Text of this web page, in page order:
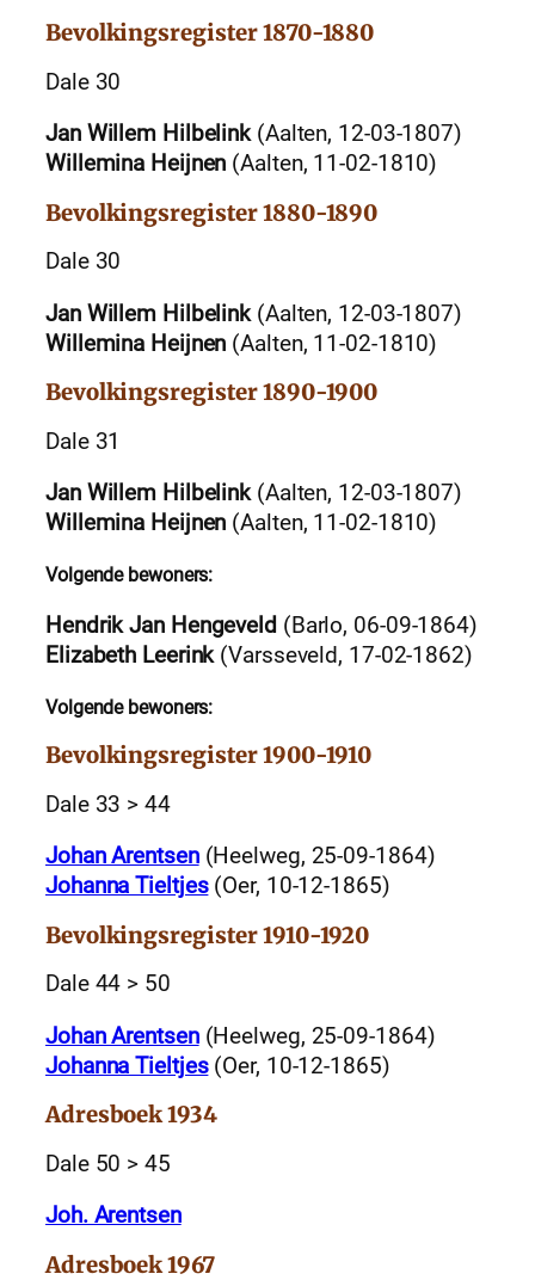
Bevolkingsregister 1870-1880
Dale 30
Jan Willem Hilbelink(Aalten, 12-03-1807)
Willemina Heijnen (Aalten, 11-02-1810)
Bevolkingsregister 1880-1890
Dale 30
Jan Willem Hilbelink(Aalten, 12-03-1807)
Willemina Heijnen (Aalten, 11-02-1810)
Bevolkingsregister 1890-1900
Dale 31
Jan Willem Hilbelink(Aalten, 12-03-1807)
Willemina Heijnen (Aalten, 11-02-1810)
Volgende bewoners:
Hendrik Jan Hengeveld (Barlo, 06-09-1864)
Elizabeth Leerink(Varsseveld, 17-02-1862)
Volgende bewoners:
Bevolkingsregister 1900-1910
Dale 33 > 44
Johan Arentsen(Heelweg, 25-09-1864)
Johanna Tieltjes(Oer, 10-12-1865)
Bevolkingsregister 1910-1920
Dale 44 > 50
Johan Arentsen(Heelweg, 25-09-1864)
Johanna Tieltjes(Oer, 10-12-1865)
Adresboek 1934
Dale 50 > 45
Joh. Arentsen
Adresboek 1967